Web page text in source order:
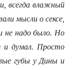
всегда влажный
мысли о сексе,
не надо было. Но
и думал. Просто
губы у Дины и